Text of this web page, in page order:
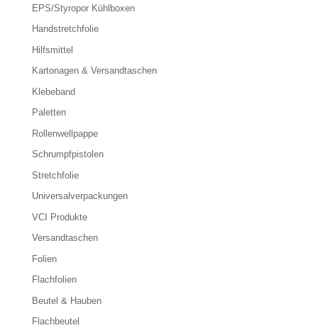
EPS/Styropor Kühlboxen
Handstretchfolie
Hilfsmittel
Kartonagen & Versandtaschen
Klebeband
Paletten
Rollenwellpappe
Schrumpfpistolen
Stretchfolie
Universalverpackungen
VCI Produkte
Versandtaschen
Folien
Flachfolien
Beutel & Hauben
Flachbeutel